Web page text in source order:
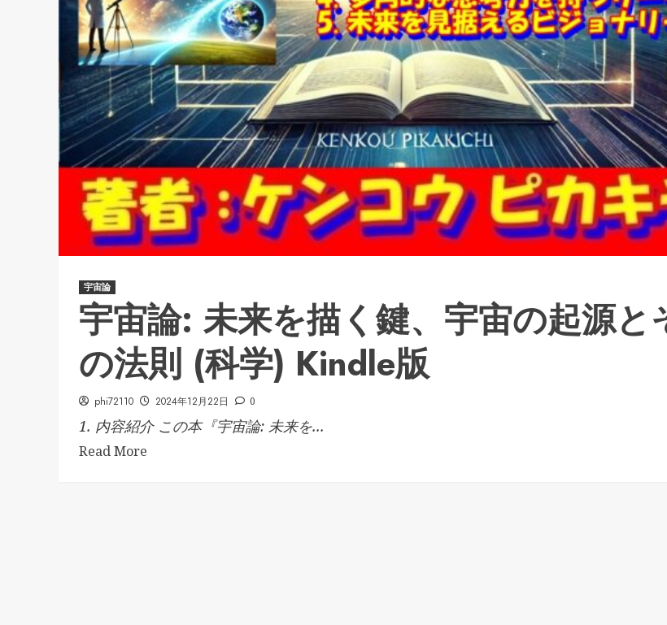
宇宙論
宇宙論: 未来を描く鍵、宇宙の起源と
の法則 (科学) Kindle版
phi72110 2024年12月22日 0
1. 内容紹介 この本『宇宙論: 未来を...
Read More